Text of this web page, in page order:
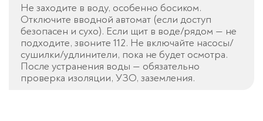
Не заходите в воду, особенно босиком.
Отключите вводной автомат (если доступ
безопасен и сухо). Если щит в воде/рядом — не
подходите, звоните 112. Не включайте насосы/
сушилки/удлинители, пока не будет осмотра.
После устранения воды — обязательно
проверка изоляции, УЗО, заземления.